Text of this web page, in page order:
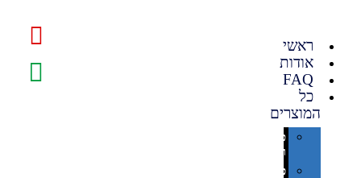
ראשי
אודות
FAQ
כל
המוצרים
טכנולוגיה
וגאדג'טים
פנאי,